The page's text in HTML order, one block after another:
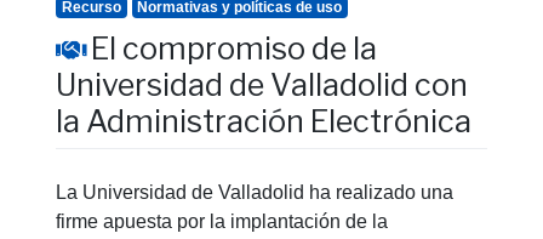
Recurso Normativas y políticas de uso
El compromiso de la
Universidad de Valladolid con
la Administración Electrónica
La Universidad de Valladolid ha realizado una
firme apuesta por la implantación de la